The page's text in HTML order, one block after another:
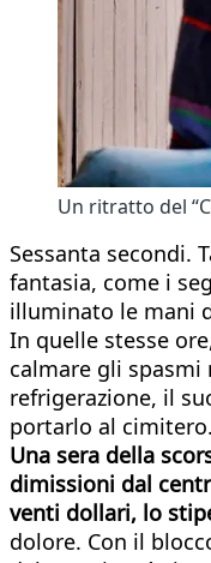
Un ritratto del
Sessanta secondi.
fantasia, come i
illuminato le mani
In quelle stesse
calmare gli spasmi
refrigerazione, il
portarlo al
Una sera della
dimissioni dal
venti dollari, lo
dolore. Con il